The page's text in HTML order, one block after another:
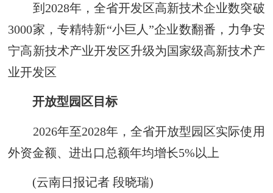
到2028年，全省开发区高新技术企业数突破
3000家，专精特新“小巨人”企业数翻番，力争安
宁高新技术产业开发区升级为国家级高新技术产
业开发区
开放型园区目标
2026年至2028年，全省开放型园区实际使用
外资金额、进出口总额年均增长5%以上
(云南日报记者 段晓瑞)